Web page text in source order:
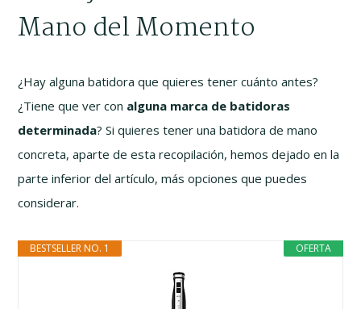
Mano del Momento
¿Hay alguna batidora que quieres tener cuánto antes?
¿Tiene que ver con alguna marca de batidoras
determinada? Si quieres tener una batidora de mano
concreta, aparte de esta recopilación, hemos dejado en la
parte inferior del artículo, más opciones que puedes
considerar.
OFERTA
BESTSELLER NO. 1